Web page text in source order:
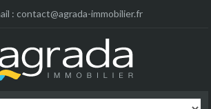
: contact@agrada-immobilier.fr